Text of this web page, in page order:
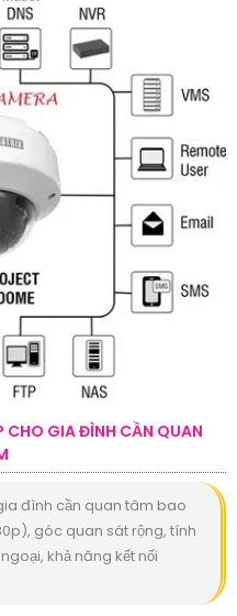
CHO GIA ĐÌNH CẦN QUAN
đình cần quan tâm bao
góc quan sát rộng, tính
khả năng kết nối